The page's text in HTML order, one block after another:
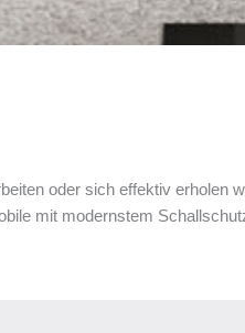
oder sich effektiv erholen
mit modernstem